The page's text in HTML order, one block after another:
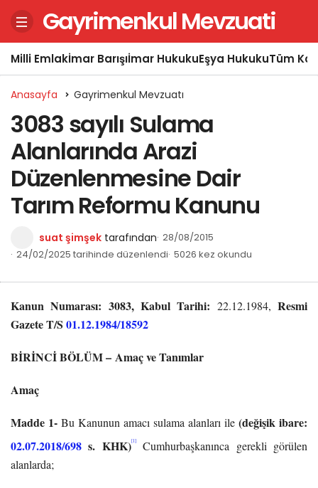
Gayrimenkul Mevzuati
Milli Emlakİmar Barışıİmar HukukuEşya HukukuTüm
Anasayfa Gayrimenkul Mevzuatı
3083 sayılı Sulama
Alanlarında Arazi
Düzenlenmesine Dair
Tarım Reformu Kanunu
suat şimşek tarafından 28/08/2015
24/02/2025 tarihinde düzenlendi 5026 kez okundu
Kanun Numarası: 3083, Kabul Tarihi: 22.12.1984,Resmi
Gazete T/S 01.12.1984/18592
BİRİNCİ BÖLÜM – Amaç ve Tanımlar
Amaç
Madde 1- Bu Kanunun amacı sulama alanları ile (değişik ibare:
02.07.2018/698 s. KHK)[1]
Cumhurbaşkanınca gerekli görülen
alanlarda;